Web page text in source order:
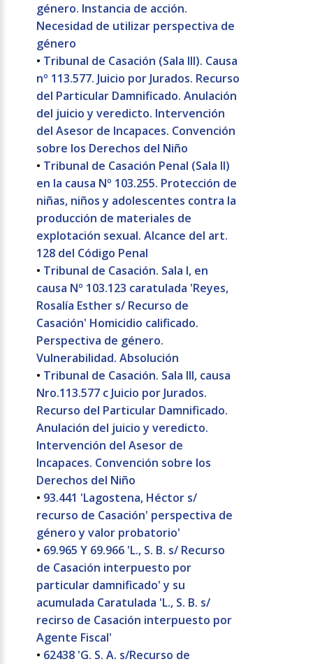
género. Instancia de acción.
Necesidad de utilizar perspectiva de
género
• Tribunal de Casación (Sala III). Causa
nº 113.577. Juicio por Jurados. Recurso
del Particular Damnificado. Anulación
del juicio y veredicto. Intervención
del Asesor de Incapaces. Convención
sobre los Derechos del Niño
• Tribunal de Casación Penal (Sala II)
en la causa Nº 103.255. Protección de
niñas, niños y adolescentes contra la
producción de materiales de
explotación sexual. Alcance del art.
128 del Código Penal
• Tribunal de Casación. Sala I, en
causa Nº 103.123 caratulada 'Reyes,
Rosalía Esther s/ Recurso de
Casación' Homicidio calificado.
Perspectiva de género.
Vulnerabilidad. Absolución
• Tribunal de Casación. Sala III, causa
Nro.113.577 c Juicio por Jurados.
Recurso del Particular Damnificado.
Anulación del juicio y veredicto.
Intervención del Asesor de
Incapaces. Convención sobre los
Derechos del Niño
• 93.441 'Lagostena, Héctor s/
recurso de Casación' perspectiva de
género y valor probatorio'
• 69.965 Y 69.966 'L., S. B. s/ Recurso
de Casación interpuesto por
particular damnificado' y su
acumulada Caratulada 'L., S. B. s/
recirso de Casación interpuesto por
Agente Fiscal'
• 62438 'G. S. A. s/Recurso de